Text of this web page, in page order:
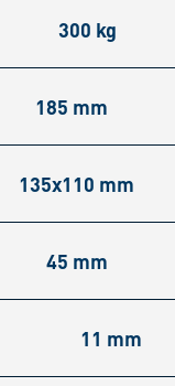
300 kg
185 mm
135x110 mm
45 mm
11 mm